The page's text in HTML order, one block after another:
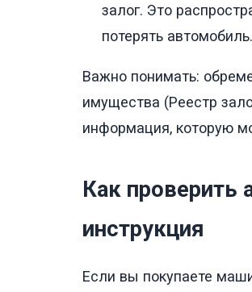
залог. Это
потерять автомобиль.
Важно понимать:
имущества (Реестр
информация, которую
Как проверить
инструкция
Если вы покупаете